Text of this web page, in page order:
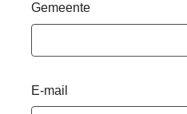
Gemeente
E-mail